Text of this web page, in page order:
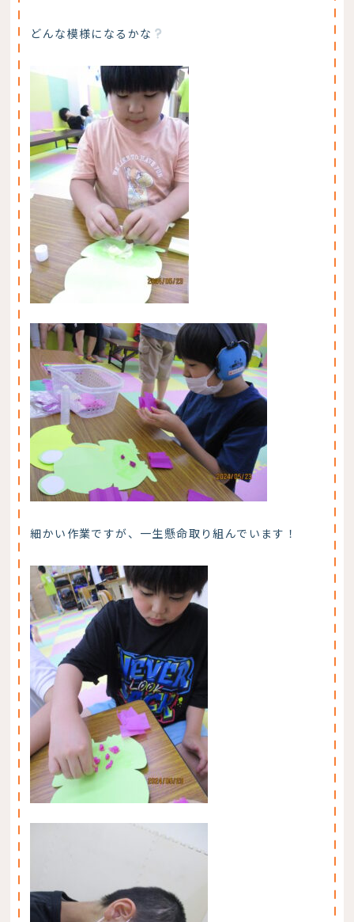
どんな模様になるかな
細かい作業ですが、一生懸命取り組んでいます！